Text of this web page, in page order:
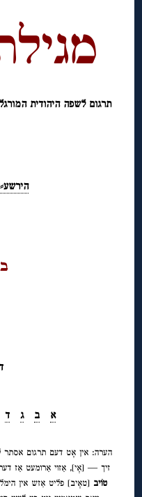
תרגום לשפה היהודית
א ב ג ד
הערה: אין אָט דעם תרגום אסתר
זיך — [אָי], אַזוי אַרומעט אַז
טוֹיב [טאָיב] פליט אַזש אין